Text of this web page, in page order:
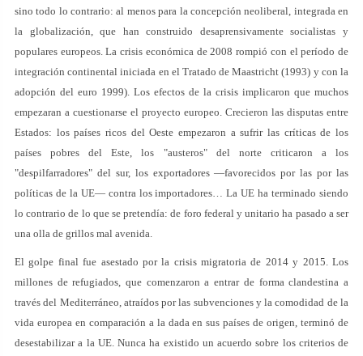
sino todo lo contrario: al menos para la concepción neoliberal, integrada en
la globalización, que han construido desaprensivamente socialistas y
populares europeos. La crisis económica de 2008 rompió con el período de
integración continental iniciada en el Tratado de Maastricht (1993) y con la
adopción del euro 1999). Los efectos de la crisis implicaron que muchos
empezaran a cuestionarse el proyecto europeo. Crecieron las disputas entre
Estados: los países ricos del Oeste empezaron a sufrir las críticas de los
países pobres del Este, los "austeros" del norte criticaron a los
"despilfarradores" del sur, los exportadores —favorecidos por las por las
políticas de la UE— contra los importadores… La UE ha terminado siendo
lo contrario de lo que se pretendía: de foro federal y unitario ha pasado a ser
una olla de grillos mal avenida.
El golpe final fue asestado por la crisis migratoria de 2014 y 2015. Los
millones de refugiados, que comenzaron a entrar de forma clandestina a
través del Mediterráneo, atraídos por las subvenciones y la comodidad de la
vida europea en comparación a la dada en sus países de origen, terminó de
desestabilizar a la UE. Nunca ha existido un acuerdo sobre los criterios de